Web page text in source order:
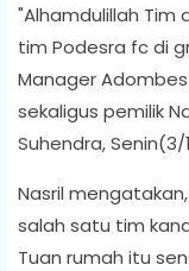
"Alhamdulillah
tim Podesra fc di
Manager
sekaligus pemilik
Suhendra, Senin(3/
Nasril
salah satu tim
Tuan rumah itu